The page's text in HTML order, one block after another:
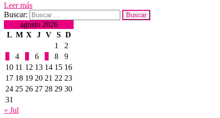
Leer más
Buscar:
agosto 2026
L M X J V S D
1
2
4 6 8
9
10 11 12 13 14 15 16
17 18 19 20 21 22 23
24 25 26 27 28 29 30
31
« Jul